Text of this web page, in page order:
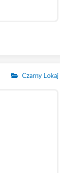
Czarny Lokaj